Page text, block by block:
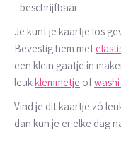
- beschrijfbaar
Je kunt je kaartje los
Bevestig hem met
een klein gaatje in
leukklemmetje of
Vind je dit kaartje zó
dan kun je er elke dag